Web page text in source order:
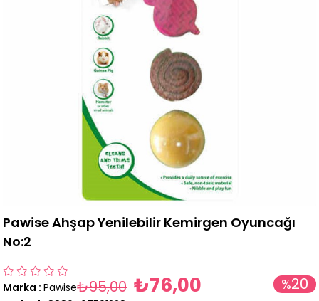
Pawise Ahşap Yenilebilir Kemirgen Oyuncağı
No:2
Marka : Pawise %20
₺95,00 ₺76,00